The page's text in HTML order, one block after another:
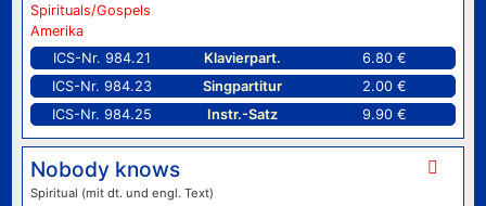
Spirituals/Gospels
Amerika
ICS-Nr. 984.21
Klavierpart.
6.80 €
ICS-Nr. 984.23
Singpartitur
2.00 €
ICS-Nr. 984.25
Instr.-Satz 9.90 €
Nobody knows
Spiritual (mit dt. und engl. Text)